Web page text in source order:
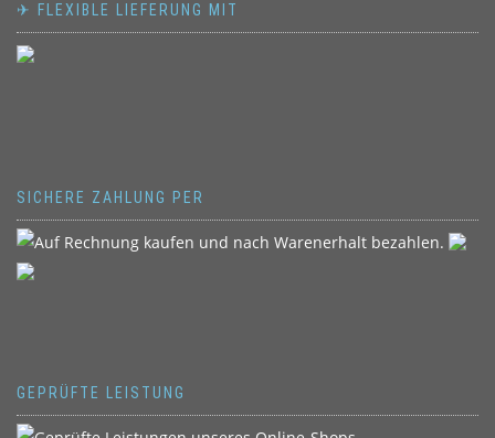
✈ FLEXIBLE LIEFERUNG MIT
SICHERE ZAHLUNG PER
GEPRÜFTE LEISTUNG